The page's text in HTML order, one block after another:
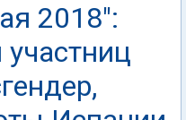
2018":